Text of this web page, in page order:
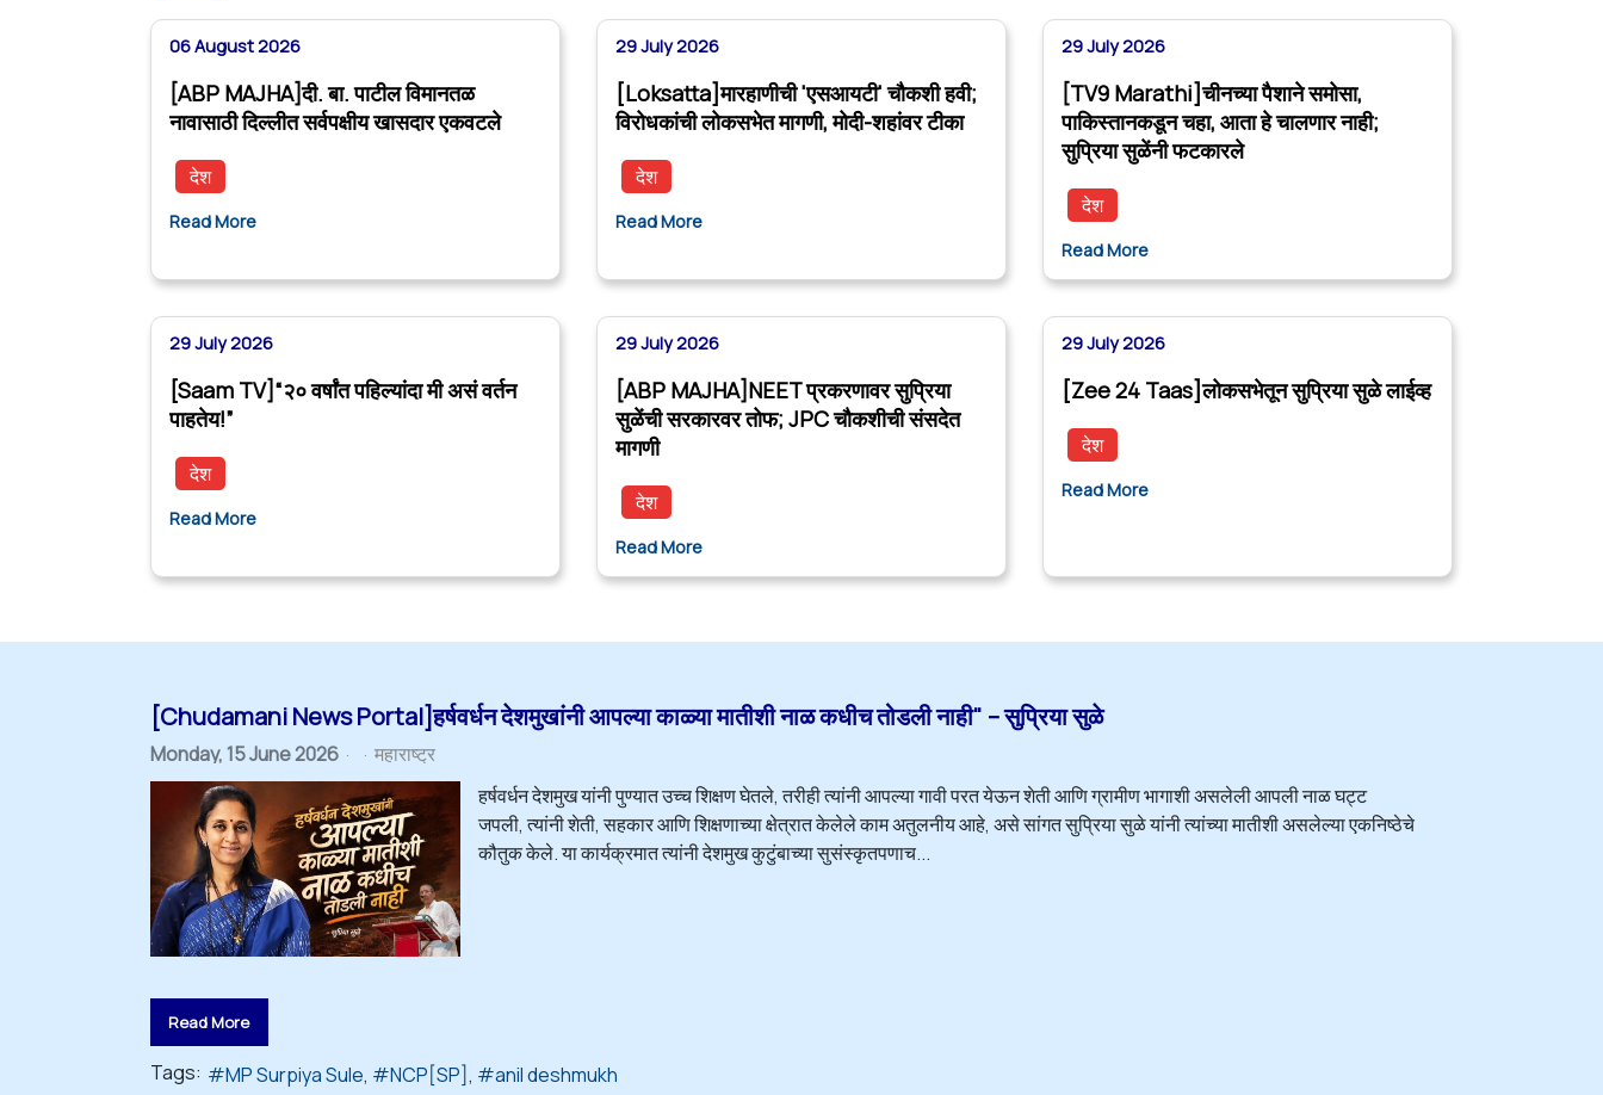
06 August 2026
[ABP MAJHA]दी. बा. पाटील विमानतळ
नावासाठी दिल्लीत सर्वपक्षीय खासदार एकवटले
देश
Read More
29 July 2026
[Loksatta]मारहाणीची 'एसआयटी' चौकशी हवी;
विरोधकांची लोकसभेत मागणी, मोदी-शहांवर टीका
देश
Read More
29 July 2026
[TV9 Marathi]चीनच्या पैशाने समोसा,
पाकिस्तानकडून चहा, आता हे चालणार नाही;
सुप्रिया सुळेंनी फटकारले
देश
Read More
29 July 2026
[Saam TV]“२० वर्षांत पहिल्यांदा मी असं वर्तन
पाहतेय!”
देश
Read More
29 July 2026
[ABP MAJHA]NEET प्रकरणावर सुप्रिया
सुळेंची सरकारवर तोफ; JPC चौकशीची संसदेत
मागणी
देश
Read More
29 July 2026
[Zee 24 Taas]लोकसभेतून सुप्रिया सुळे लाईव्ह
देश
Read More
[Chudamani News Portal]हर्षवर्धन देशमुखांनी आपल्या काळ्या मातीशी नाळ कधीच तोडली नाही" – सुप्रिया सुळे
Monday, 15 June 2026
महाराष्ट्र
हर्षवर्धन देशमुख यांनी पुण्यात उच्च शिक्षण घेतले, तरीही त्यांनी आपल्या गावी परत येऊन शेती आणि ग्रामीण भागाशी असलेली आपली नाळ घट्ट
जपली, त्यांनी शेती, सहकार आणि शिक्षणाच्या क्षेत्रात केलेले काम अतुलनीय आहे, असे सांगत सुप्रिया सुळे यांनी त्यांच्या मातीशी असलेल्या एकनिष्ठेचे
कौतुक केले. या कार्यक्रमात त्यांनी देशमुख कुटुंबाच्या सुसंस्कृतपणाच...
Read More
Tags: MP Surpiya Sule NCP[SP] anil deshmukh